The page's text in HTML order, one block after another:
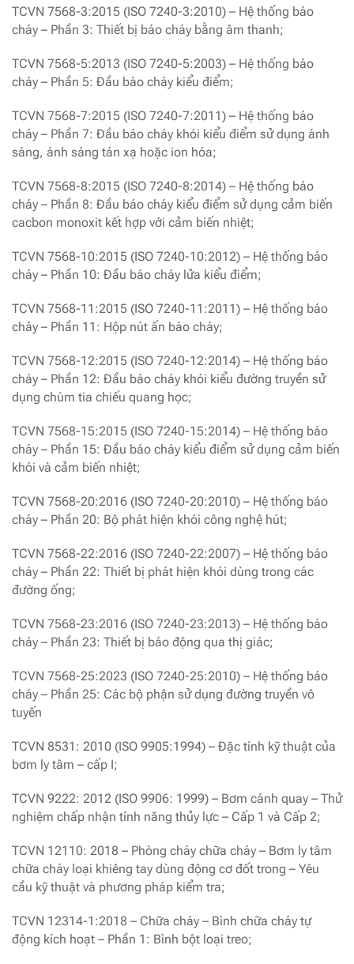
TCVN 7568-3:2015 (ISO 7240-3:2010) – Hệ thống báo
cháy – Phần 3: Thiết bị báo cháy bằng âm thanh;
TCVN 7568-5:2013 (ISO 7240-5:2003) – Hệ thống báo
cháy – Phần 5: Đầu báo cháy kiểu điểm;
TCVN 7568-7:2015 (ISO 7240-7:2011) – Hệ thống báo
cháy – Phần 7: Đầu báo cháy khói kiểu điểm sử dụng ánh
sáng, ánh sáng tán xạ hoặc ion hóa;
TCVN 7568-8:2015 (ISO 7240-8:2014) – Hệ thống báo
cháy – Phần 8: Đầu báo cháy kiểu điểm sử dụng cảm biến
cacbon monoxit kết hợp với cảm biến nhiệt;
TCVN 7568-10:2015 (ISO 7240-10:2012) – Hệ thống báo
cháy – Phần 10: Đầu báo cháy lửa kiểu điểm;
TCVN 7568-11:2015 (ISO 7240-11:2011) – Hệ thống báo
cháy – Phần 11: Hộp nút ấn báo cháy;
TCVN 7568-12:2015 (ISO 7240-12:2014) – Hệ thống báo
cháy – Phần 12: Đầu báo cháy khói kiểu đường truyền sử
dụng chùm tia chiếu quang học;
TCVN 7568-15:2015 (ISO 7240-15:2014) – Hệ thống báo
cháy – Phần 15: Đầu báo cháy kiểu điểm sử dụng cảm biến
khói và cảm biến nhiệt;
TCVN 7568-20:2016 (ISO 7240-20:2010) – Hệ thống báo
cháy – Phần 20: Bộ phát hiện khói công nghệ hút;
TCVN 7568-22:2016 (ISO 7240-22:2007) – Hệ thống báo
cháy – Phần 22: Thiết bị phát hiện khói dùng trong các
đường ống;
TCVN 7568-23:2016 (ISO 7240-23:2013) – Hệ thống báo
cháy – Phần 23: Thiết bị báo động qua thị giác;
TCVN 7568-25:2023 (ISO 7240-25:2010) – Hệ thống báo
cháy – Phần 25: Các bộ phận sử dụng đường truyền vô
tuyến
TCVN 8531: 2010 (ISO 9905:1994) – Đặc tính kỹ thuật của
bơm ly tâm – cấp I;
TCVN 9222: 2012 (ISO 9906: 1999) – Bơm cánh quay – Thử
nghiệm chấp nhận tính năng thủy lực – Cấp 1 và Cấp 2;
TCVN 12110: 2018 – Phòng cháy chữa cháy – Bơm ly tâm
chữa cháy loại khiêng tay dùng động cơ đốt trong – Yêu
cầu kỹ thuật và phương pháp kiểm tra;
TCVN 12314-1:2018 – Chữa cháy – Bình chữa cháy tự
động kích hoạt – Phần 1: Bình bột loại treo;